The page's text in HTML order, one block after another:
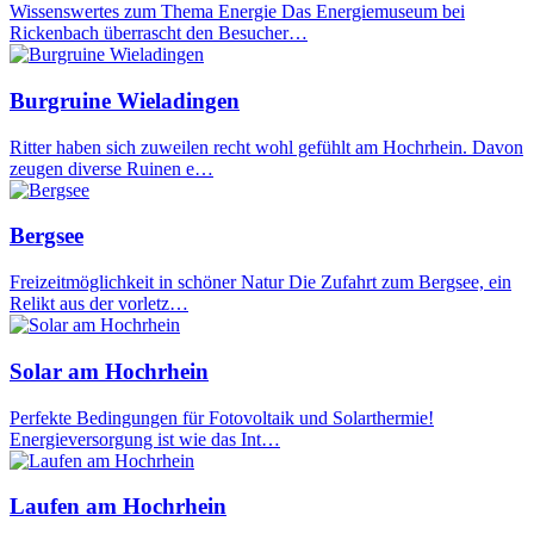
Wissenswertes zum Thema Energie Das Energiemuseum bei
Rickenbach überrascht den Besucher…
Burgruine Wieladingen
Ritter haben sich zuweilen recht wohl gefühlt am Hochrhein. Davon
zeugen diverse Ruinen e…
Bergsee
Freizeitmöglichkeit in schöner Natur Die Zufahrt zum Bergsee, ein
Relikt aus der vorletz…
Solar am Hochrhein
Perfekte Bedingungen für Fotovoltaik und Solarthermie!
Energieversorgung ist wie das Int…
Laufen am Hochrhein